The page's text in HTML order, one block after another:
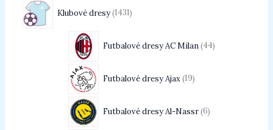
Klubové dresy 1431
Futbalové dresy AC Milan 44
Futbalové dresy Ajax 19
Futbalové dresy Al-Nassr 6